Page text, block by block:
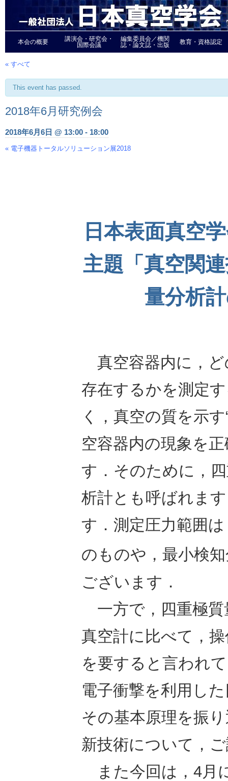
本会の概要
講演会・研究会・
国際会議
編集委員会／機関
誌・論文誌・出版
教育・資格認定
« すべて
This event has passed.
2018年6月研究例会
2018年6月6日 @ 13:00 - 18:00
Event
« 電子機器トータルソリューション展2018
日本表面真空
主題「真空関
量分析
真空容器内に，
存在するかを測定
く，真空の質を示
空容器内の現象を
す．そのために，
析計とも呼ばれま
す．測定圧力範囲
のものや，最小検
ございます．
一方で，四重極質
真空計に比べて，
を要すると言われ
電子衝撃を利用し
その基本原理を振
新技術について，
また今回は，4月